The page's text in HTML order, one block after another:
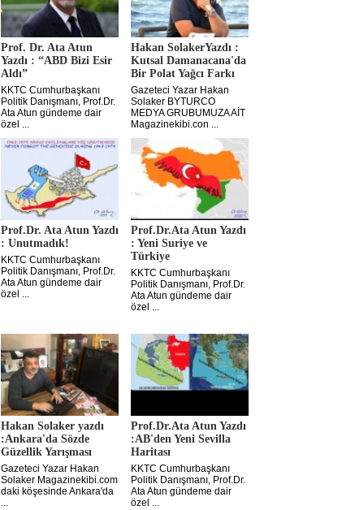
Prof. Dr. Ata Atun
Yazdı : “ABD Bizi Esir
Aldı”
KKTC Cumhurbaşkanı
Politik Danışmanı, Prof.Dr.
Ata Atun gündeme dair
özel ...
Hakan SolakerYazdı :
Kutsal Damanacana'da
Bir Polat Yağcı Farkı
Gazeteci Yazar Hakan
Solaker BYTURCO
MEDYA GRUBUMUZA AİT
Magazinekibi.con ...
Prof.Dr. Ata Atun Yazdı
: Unutmadık!
KKTC Cumhurbaşkanı
Politik Danışmanı, Prof.Dr.
Ata Atun gündeme dair
özel ...
Prof.Dr.Ata Atun Yazdı
: Yeni Suriye ve
Türkiye
KKTC Cumhurbaşkanı
Politik Danışmanı, Prof.Dr.
Ata Atun gündeme dair
özel ...
Hakan Solaker yazdı
:Ankara'da Sözde
Güzellik Yarışması
Gazeteci Yazar Hakan
Solaker Magazinekibi.com
daki köşesinde Ankara'da
...
Prof.Dr.Ata Atun Yazdı
:AB'den Yeni Sevilla
Haritası
KKTC Cumhurbaşkanı
Politik Danışmanı, Prof.Dr.
Ata Atun gündeme dair
özel ...